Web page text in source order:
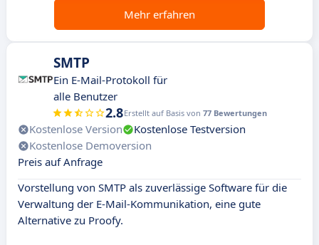
Mehr erfahren
SMTP
Ein E-Mail-Protokoll für
alle Benutzer
2.8Erstellt auf Basis von 77 Bewertungen
Kostenlose Version
Kostenlose Testversion
Kostenlose Demoversion
Preis auf Anfrage
Vorstellung von SMTP als zuverlässige Software für die
Verwaltung der E-Mail-Kommunikation, eine gute
Alternative zu Proofy.